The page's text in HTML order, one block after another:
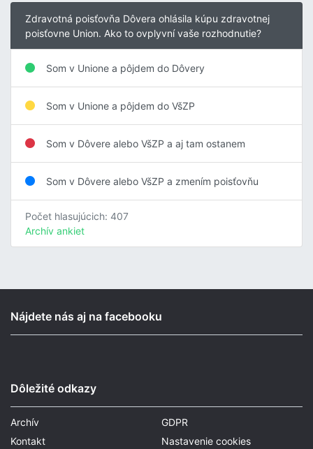
Zdravotná poisťovňa Dôvera ohlásila kúpu zdravotnej
poisťovne Union. Ako to ovplyvní vaše rozhodnutie?
Som v Unione a pôjdem do Dôvery
Som v Unione a pôjdem do VšZP
Som v Dôvere alebo VšZP a aj tam ostanem
Som v Dôvere alebo VšZP a zmením poisťovňu
Počet hlasujúcich: 407
Archív ankiet
Nájdete nás aj na facebooku
Dôležité odkazy
Archív
Kontakt
GDPR
Nastavenie cookies